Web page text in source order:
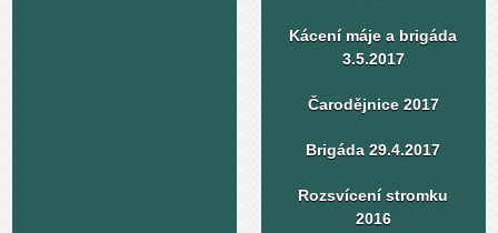
Kácení máje a brigáda
3.5.2017
Čarodějnice 2017
Brigáda 29.4.2017
Rozsvícení stromku
2016